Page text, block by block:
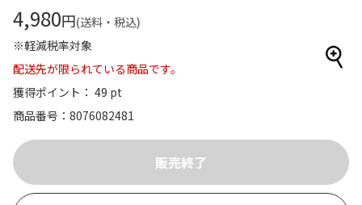
4,980円(送料・税込)
※軽減税率対象
配送先が限られている商品です。
獲得ポイント： 49 pt
商品番号
8076082481